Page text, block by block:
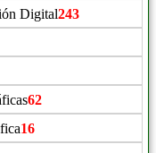
Digital243
62
16